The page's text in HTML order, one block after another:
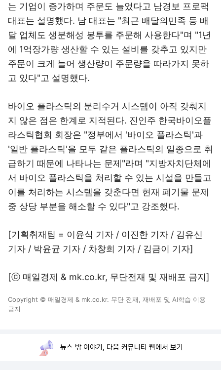
는 기업이 증가하며 주문도 늘었다고 남경보 프로팩
대표는 설명했다. 남 대표는 "최근 배달의민족 등 배
달 업체도 생분해성 봉투를 주문해 사용한다"며 "1년
에 1억장가량 생산할 수 있는 설비를 갖추고 있지만
주문이 크게 늘어 생산량이 주문량을 따라가지 못하
고 있다"고 설명했다.
바이오 플라스틱의 분리수거 시스템이 아직 갖춰지
지 않은 점은 한계로 지적된다. 진인주 한국바이오플
라스틱협회 회장은 "정부에서 '바이오 플라스틱'과
'일반 플라스틱'을 모두 같은 플라스틱의 일종으로 취
급하기 때문에 나타나는 문제"라며 "지방자치단체에
서 바이오 플라스틱을 처리할 수 있는 시설을 만들고
이를 처리하는 시스템을 갖춘다면 현재 폐기물 문제
중 상당 부분을 해소할 수 있다"고 강조했다.
[기획취재팀 = 이윤식 기자 / 이진한 기자 / 김유신
기자 / 박윤균 기자 / 차창희 기자 / 김금이 기자]
[ⓒ 매일경제 & mk.co.kr, 무단전재 및 재배포 금지]
Copyright © 매일경제 & mk.co.kr. 무단 전재, 재배포 및 AI학습 이용
금지
뉴스 밖 이야기, 다음 커뮤니티 웹에서 보기